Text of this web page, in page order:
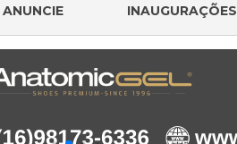
ANUNCIE INAUGURAÇÕES